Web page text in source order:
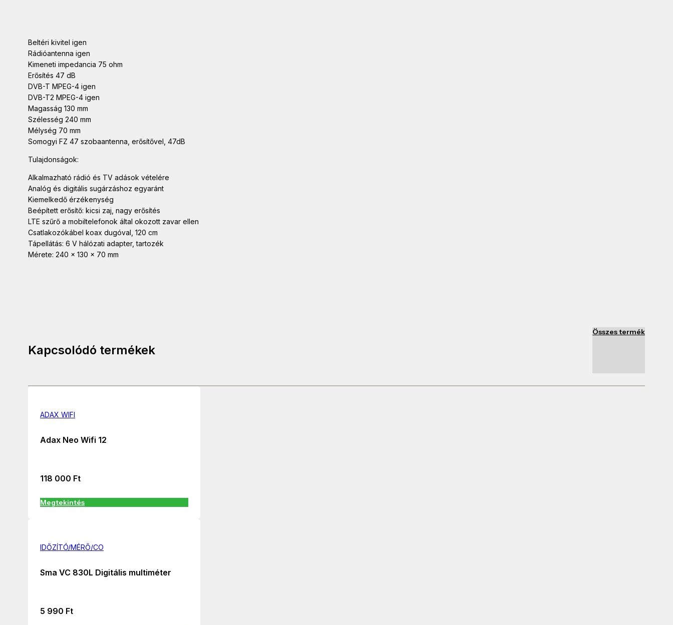
Beltéri kivitel igen
Rádióantenna igen
Kimeneti impedancia 75 ohm
Erősítés 47 dB
DVB-T MPEG-4 igen
DVB-T2 MPEG-4 igen
Magasság 130 mm
Szélesség 240 mm
Mélység 70 mm
Somogyi FZ 47 szobaantenna, erősítővel, 47dB
Tulajdonságok:
Alkalmazható rádió és TV adások vételére
Analóg és digitális sugárzáshoz egyaránt
Kiemelkedő érzékenység
Beépített erősítő: kicsi zaj, nagy erősítés
LTE szűrő a mobiltelefonok által okozott zavar ellen
Csatlakozókábel koax dugóval, 120 cm
Tápellátás: 6 V hálózati adapter, tartozék
Mérete: 240 x 130 x 70 mm
Kapcsolódó termékek
Összes termék
ADAX WIFI
Adax Neo Wifi 12
118 000 Ft
Megtekintés
IDŐZÍTÓ/MÉRŐ/CO
Sma VC 830L Digitális multiméter
5 990 Ft